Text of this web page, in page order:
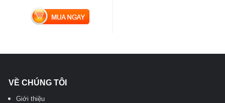
MUA NGAY
VỀ CHÚNG TÔI
Giới thiệu